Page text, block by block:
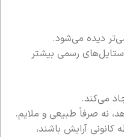
دیده می‌شود.
رسمی بیشتر
می‌کند.
نه صرفاً طبیعی و ملایم.
آرایش باشند،